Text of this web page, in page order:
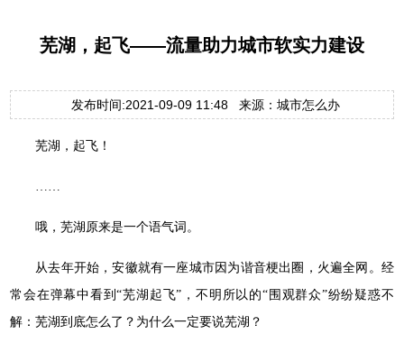
芜湖，起飞——流量助力城市软实力建设
发布时间:2021-09-09 11:48 来源：城市怎么办
芜湖，起飞！
……
哦，芜湖原来是一个语气词。
从去年开始，安徽就有一座城市因为谐音梗出圈，火遍全网。经
常会在弹幕中看到“芜湖起飞”，不明所以的“围观群众”纷纷疑惑不
解：芜湖到底怎么了？为什么一定要说芜湖？